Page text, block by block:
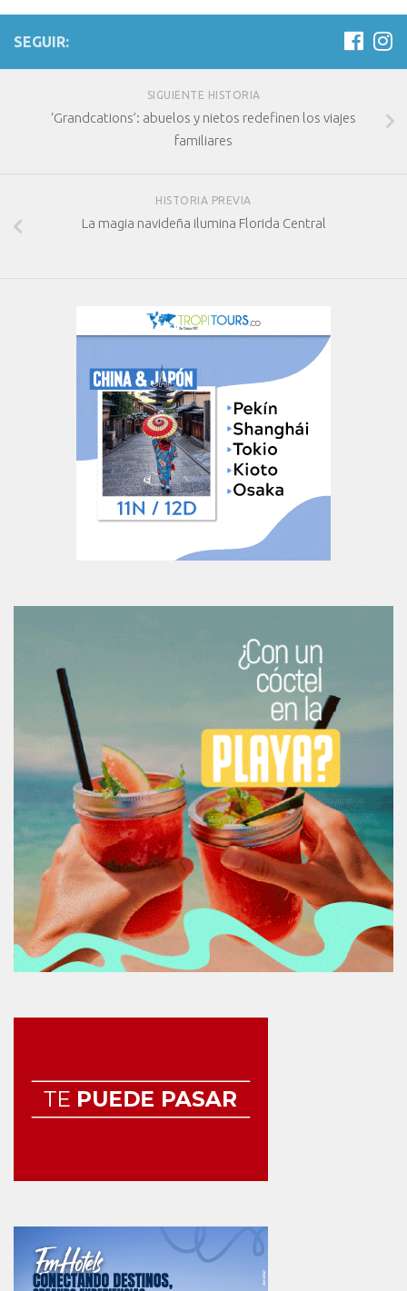
SEGUIR:
SIGUIENTE HISTORIA
‘Grandcations’: abuelos y nietos redefinen los viajes
familiares
HISTORIA PREVIA
La magia navideña ilumina Florida Central